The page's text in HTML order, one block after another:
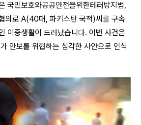
국민보호와공공안전을위한테러방지법,
의로 A(40대, 파키스탄 국적)씨를 구속
이중생활이 드러났습니다. 이번 사건은
안보를 위협하는 심각한 사안으로 인식